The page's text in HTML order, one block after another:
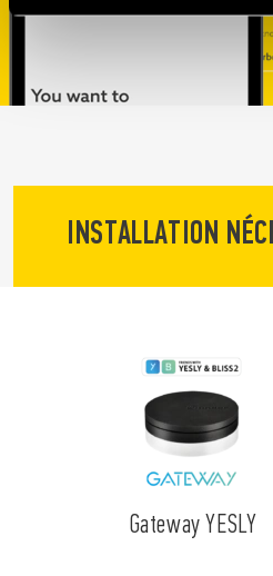
INSTALLATION
Gateway YESLY